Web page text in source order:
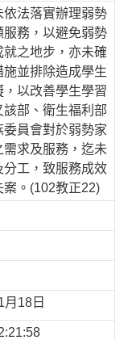
法落實辦理弱勢
務，以避免弱勢
之地步，亦未確
並排除造成學生
以改善學生學習
部、衛生福利部
員會對於弱勢家
求及服務，迄未
工，致服務成效
。(102教正22)
18日